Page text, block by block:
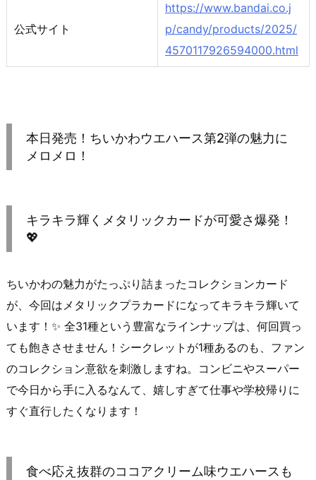
公式サイト
https://www.bandai.co.j
p/candy/products/2025/
4570117926594000.html
本日発売！ちいかわウエハース第2弾の魅力に
メロメロ！
キラキラ輝くメタリックカードが可愛さ爆発！
💖
ちいかわの魅力がたっぷり詰まったコレクションカード
が、今回はメタリックプラカードになってキラキラ輝いて
います！✨ 全31種という豊富なラインナップは、何回買っ
ても飽きさせません！シークレットが1種あるのも、ファン
のコレクション意欲を刺激しますね。コンビニやスーパー
で今日から手に入るなんて、嬉しすぎて仕事や学校帰りに
すぐ直行したくなります！
食べ応え抜群のココアクリーム味ウエハースも